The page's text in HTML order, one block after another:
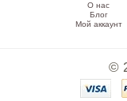
О нас
Блог
Мой аккаунт
©